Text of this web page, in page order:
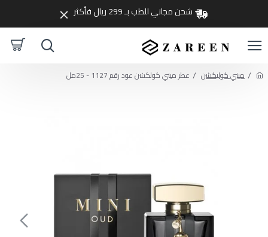
شحن مجاني للطب بـ 299 ريال فأكثر
ميني كوليكشن عطر ميني كولكشن عود رقم 1127 - 25مل